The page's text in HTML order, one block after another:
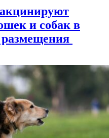
и собак в
размещения